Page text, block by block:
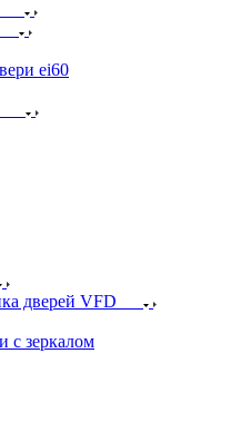
ei60
дверей VFD
c зеркалом